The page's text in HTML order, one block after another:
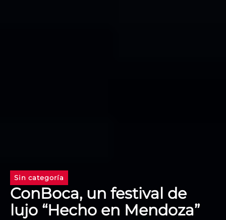
Sin categoría
ConBoca, un festival de
lujo “Hecho en Mendoza”